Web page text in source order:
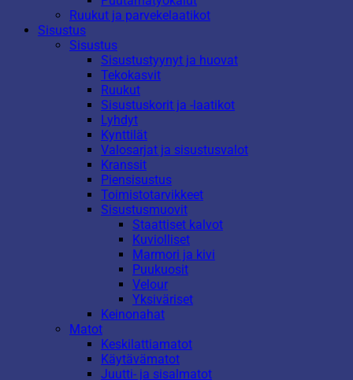
Ruukut ja parvekelaatikot
Sisustus
Sisustus
Sisustustyynyt ja huovat
Tekokasvit
Ruukut
Sisustuskorit ja -laatikot
Lyhdyt
Kynttilät
Valosarjat ja sisustusvalot
Kranssit
Piensisustus
Toimistotarvikkeet
Sisustusmuovit
Staattiset kalvot
Kuviolliset
Marmori ja kivi
Puukuosit
Velour
Yksiväriset
Keinonahat
Matot
Keskilattiamatot
Käytävämatot
Juutti- ja sisalmatot